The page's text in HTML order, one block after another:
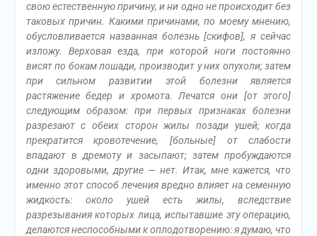
свою естественную причину, и ни одно не происходит без
таковых причин. Какими причинами, по моему мнению,
обусловливается названная болезнь [скифов], я сейчас
изложу. Верховая езда, при которой ноги постоянно
висят по бокам лошади, производит у них опухоли; затем
при сильном развитии этой болезни является
растяжение бедер и хромота. Лечатся они [от этого]
следующим образом: при первых признаках болезни
разрезают с обеих сторон жилы позади ушей; когда
прекратится кровотечение, [больные] от слабости
впадают в дремоту и засыпают; затем пробуждаются
одни здоровыми, другие — нет. Итак, мне кажется, что
именно этот способ лечения вредно влияет на семенную
жидкость: около ушей есть жилы, вследствие
разрезывания которых лица, испытавшие эту операцию,
делаются неспособными к оплодотворению: я думаю, что